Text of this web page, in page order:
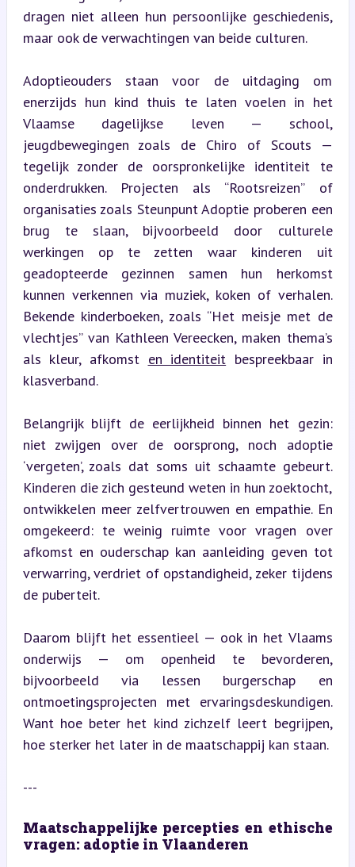
dragen niet alleen hun persoonlijke geschiedenis,
maar ook de verwachtingen van beide culturen.
Adoptieouders staan voor de uitdaging om
enerzijds hun kind thuis te laten voelen in het
Vlaamse dagelijkse leven — school,
jeugdbewegingen zoals de Chiro of Scouts —
tegelijk zonder de oorspronkelijke identiteit te
onderdrukken. Projecten als “Rootsreizen” of
organisaties zoals Steunpunt Adoptie proberen een
brug te slaan, bijvoorbeeld door culturele
werkingen op te zetten waar kinderen uit
geadopteerde gezinnen samen hun herkomst
kunnen verkennen via muziek, koken of verhalen.
Bekende kinderboeken, zoals “Het meisje met de
vlechtjes” van Kathleen Vereecken, maken thema’s
als kleur, afkomst en identiteit bespreekbaar in
klasverband.
Belangrijk blijft de eerlijkheid binnen het gezin:
niet zwijgen over de oorsprong, noch adoptie
‘vergeten’, zoals dat soms uit schaamte gebeurt.
Kinderen die zich gesteund weten in hun zoektocht,
ontwikkelen meer zelfvertrouwen en empathie. En
omgekeerd: te weinig ruimte voor vragen over
afkomst en ouderschap kan aanleiding geven tot
verwarring, verdriet of opstandigheid, zeker tijdens
de puberteit.
Daarom blijft het essentieel — ook in het Vlaams
onderwijs — om openheid te bevorderen,
bijvoorbeeld via lessen burgerschap en
ontmoetingsprojecten met ervaringsdeskundigen.
Want hoe beter het kind zichzelf leert begrijpen,
hoe sterker het later in de maatschappij kan staan.
---
Maatschappelijke percepties en ethische
vragen: adoptie in Vlaanderen